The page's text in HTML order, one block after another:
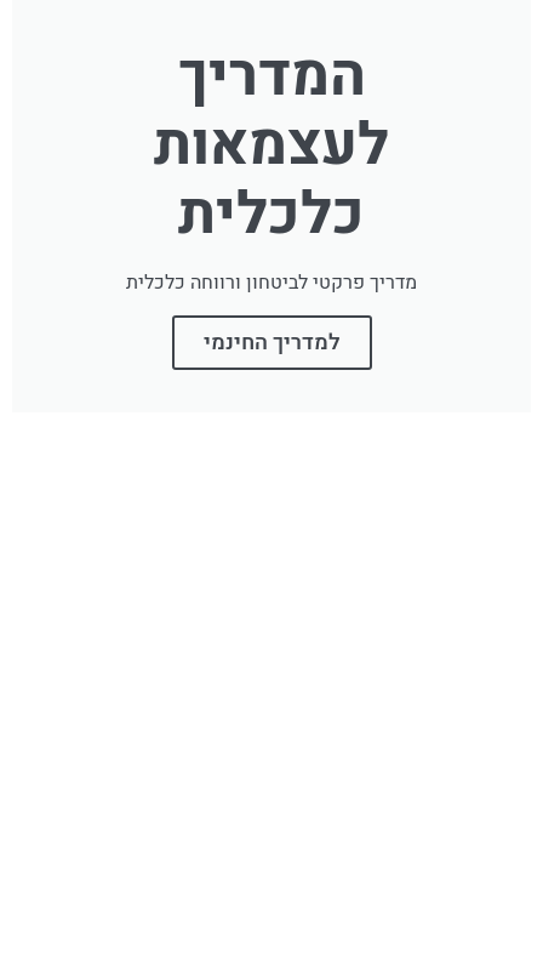
המדריך
לעצמאות
כלכלית
מדריך פרקטי לביטחון ורווחה כלכלית
למדריך החינמי